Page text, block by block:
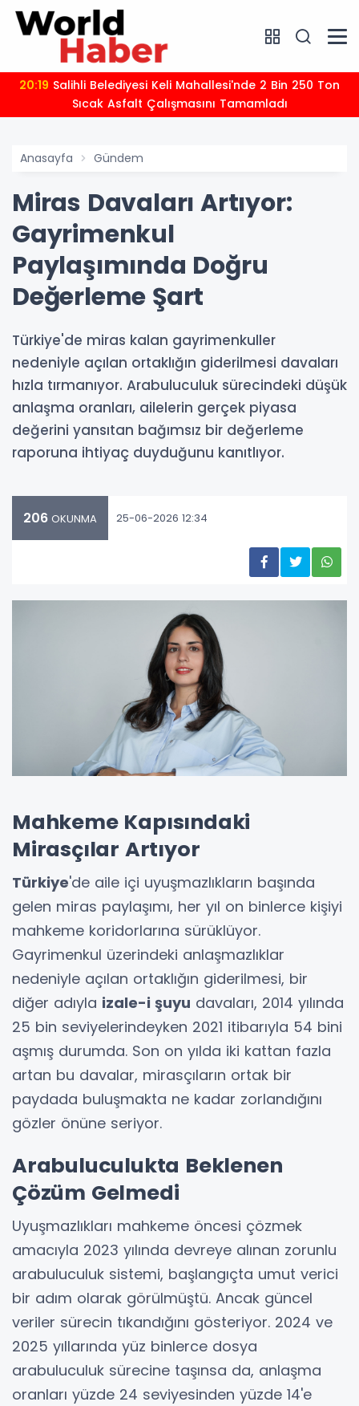
20:19
Sıcak Asfalt Çalışmasını Tamamladı
Anasayfa Gündem
Miras Davaları Artıyor:
Gayrimenkul
Paylaşımında Doğru
Değerleme Şart
Türkiye'de miras kalan gayrimenkuller
nedeniyle açılan ortaklığın giderilmesi davaları
hızla tırmanıyor. Arabuluculuk sürecindeki düşük
anlaşma oranları, ailelerin gerçek piyasa
değerini yansıtan bağımsız bir değerleme
raporuna ihtiyaç duyduğunu kanıtlıyor.
206 OKUNMA 25-06-2026 12:34
Mahkeme Kapısındaki
Mirasçılar Artıyor
Türkiye'de aile içi uyuşmazlıkların başında
gelen miras paylaşımı, her yıl on binlerce kişiyi
mahkeme koridorlarına sürüklüyor.
Gayrimenkul üzerindeki anlaşmazlıklar
nedeniyle açılan ortaklığın giderilmesi, bir
diğer adıyla izale-i şuyu davaları, 2014 yılında
25 bin seviyelerindeyken 2021 itibarıyla 54 bini
aşmış durumda. Son on yılda iki kattan fazla
artan bu davalar, mirasçıların ortak bir
paydada buluşmakta ne kadar zorlandığını
gözler önüne seriyor.
Arabuluculukta Beklenen
Çözüm Gelmedi
Uyuşmazlıkları mahkeme öncesi çözmek
amacıyla 2023 yılında devreye alınan zorunlu
arabuluculuk sistemi, başlangıçta umut verici
bir adım olarak görülmüştü. Ancak güncel
veriler sürecin tıkandığını gösteriyor. 2024 ve
2025 yıllarında yüz binlerce dosya
arabuluculuk sürecine taşınsa da, anlaşma
oranları yüzde 24 seviyesinden yüzde 14'e